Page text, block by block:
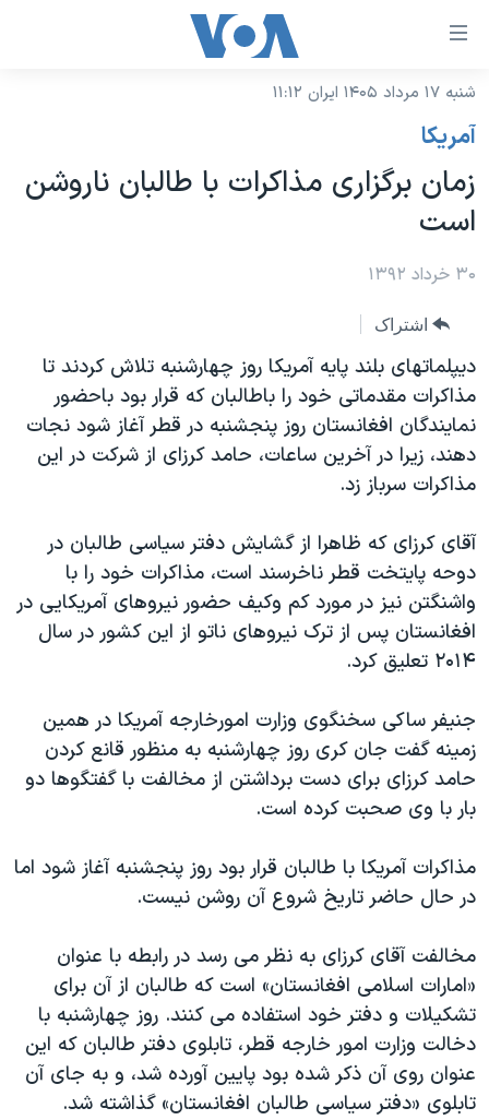
لینکهای
دسترسی
جهش
محتوای
اصلی
به
اصلی
جهش
به
جستجو
نسخه سبک وب‌سایت
موضوع ها
ایران
آمریکا
جهان
گزیده‌ها
ویژه برنامه‌ها
ویدیوها
حقوق شهروندی
اقتصادی
علم و فناوری
اسرائیل در جنگ
آرشیو پخش زنده
برنامه های تلویزیونی
جدول برنامه ها
صفحه‌های ویژه
عملیات خشم حماسی
۲۵۰سالگی آمریکا
بایگانی برنامه‌های تلویزیونی
انتخابات ریاست جمهوری آمریکا ۲۰۲۴
حمله جمهوری اسلامی به اسرائیل
رمز مهسا
ورزش زنان در ایران
اعتراضات زن، زندگی، آزادی
مجموعه مستندهای دادخواهی
تریبونال مردمی آبان ۹۸
دادگاه حمید نوری
چهل سال گروگان‌گیری
قانون شفافیت دارائی کادر رهبری ایران
اسرائیل در جنگ
نرگس محمدی برنده جایزه نوبل صلح
همایش محافظه‌کاران آمریکا «سی‌پک»
صفحه‌های ویژه
فرکانس‌های صدای آمریکا
پخش رادیویی
یادگیری زبان انگلیسی
زبانهای مختلف
شنبه ۱۷ مرداد ۱۴۰۵ ایران ۱۱:۱۲
آمريکا
زمان برگزاری مذاکرات با طالبان ناروشن
است
۳۰ خرداد ۱۳۹۲
اشتراک
دیپلماتهای بلند پایه آمریکا روز چهارشنبه تلاش کردند تا
مذاکرات مقدماتی خود را باطالبان که قرار بود باحضور
نمایندگان افغانستان روز پنجشنبه در قطر آغاز شود نجات
دهند، زیرا در آخرین ساعات، حامد کرزای از شرکت در این
مذاکرات سرباز زد.
آقای کرزای که ظاهرا از گشایش دفتر سیاسی طالبان در
دوحه پایتخت قطر ناخرسند است، مذاکرات خود را با
واشنگتن نیز در مورد کم وکیف حضور نیروهای آمریکایی در
افغانستان پس از ترک نیروهای ناتو از این کشور در سال
۲۰۱۴ تعلیق کرد.
جنیفر ساکی سخنگوی وزارت امورخارجه آمریکا در همین
زمینه گفت جان کری روز چهارشنبه به منظور قانع کردن
حامد کرزای برای دست برداشتن از مخالفت با گفتگوها دو
بار با وی صحبت کرده است.
مذاکرات آمریکا با طالبان قرار بود روز پنجشنبه آغاز شود اما
در حال حاضر تاریخ شروع آن روشن نیست.
مخالفت آقای کرزای به نظر می رسد در رابطه با عنوان
«امارات اسلامی افغانستان» است که طالبان از آن برای
تشکیلات و دفتر خود استفاده می کنند. روز چهارشنبه با
دخالت وزارت امور خارجه قطر، تابلوی دفتر طالبان که این
عنوان روی آن ذکر شده بود پایین آورده شد، و به جای آن
تابلوی «دفتر سیاسی طالبان افغانستان» گذاشته شد.